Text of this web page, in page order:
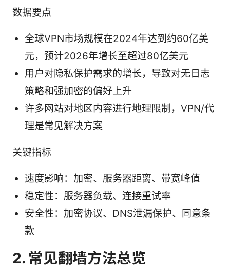
数据要点
全球VPN市场规模在2024年达到约60亿美
元，预计2026年增长至超过80亿美元
用户对隐私保护需求的增长，导致对无日志
策略和强加密的偏好上升
许多网站对地区内容进行地理限制，VPN/代
理是常见解决方案
关键指标
速度影响：加密、服务器距离、带宽峰值
稳定性：服务器负载、连接重试率
安全性：加密协议、DNS泄漏保护、同意条
款
2. 常见翻墙方法总览